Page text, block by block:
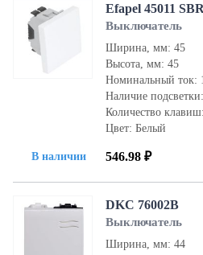
В наличии
Efapel 45011 SBR
Выключатель
Ширина, мм: 45
Высота, мм: 45
Номинальный ток:
Наличие
Количество
Цвет: Белый
546.98 ₽
DKC 76002B
Выключатель
Ширина, мм: 44